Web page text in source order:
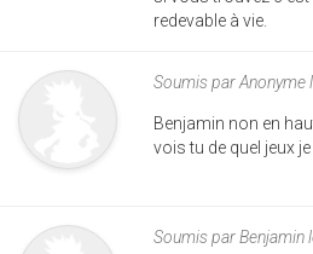
redevable à vie.
Soumis parAnonyme
Benjamin non en
vois tu de quel jeux
Soumis parBenjamin